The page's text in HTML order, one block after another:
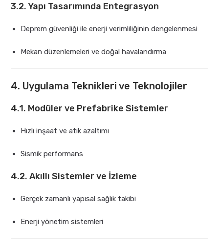
3.2. Yapı Tasarımında Entegrasyon
Deprem güvenliği ile enerji verimliliğinin dengelenmesi
Mekan düzenlemeleri ve doğal havalandırma
4. Uygulama Teknikleri ve Teknolojiler
4.1. Modüler ve Prefabrike Sistemler
Hızlı inşaat ve atık azaltımı
Sismik performans
4.2. Akıllı Sistemler ve İzleme
Gerçek zamanlı yapısal sağlık takibi
Enerji yönetim sistemleri